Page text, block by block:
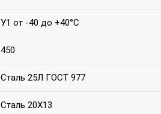
У1 от -40 до +40°С
450
Сталь 25Л ГОСТ 977
Сталь 20Х13